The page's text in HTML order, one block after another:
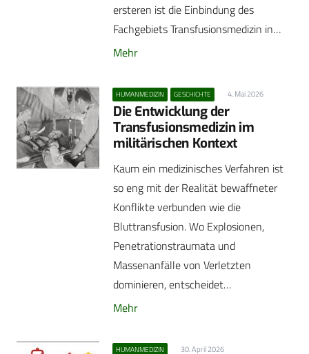
ersteren ist die Einbindung des
Fachgebiets Transfusionsmedizin in…
Mehr
HUMANMEDIZIN GESCHICHTE 4. Mai 2026
Die Entwicklung der
Transfusionsmedizin im
militärischen Kontext
Kaum ein medizinisches Verfahren ist
so eng mit der Realität bewaffneter
Konflikte verbunden wie die
Bluttransfusion. Wo Explosionen,
Penetrationstraumata und
Massenanfälle von Verletzten
dominieren, entscheidet…
Mehr
HUMANMEDIZIN 30. April 2026